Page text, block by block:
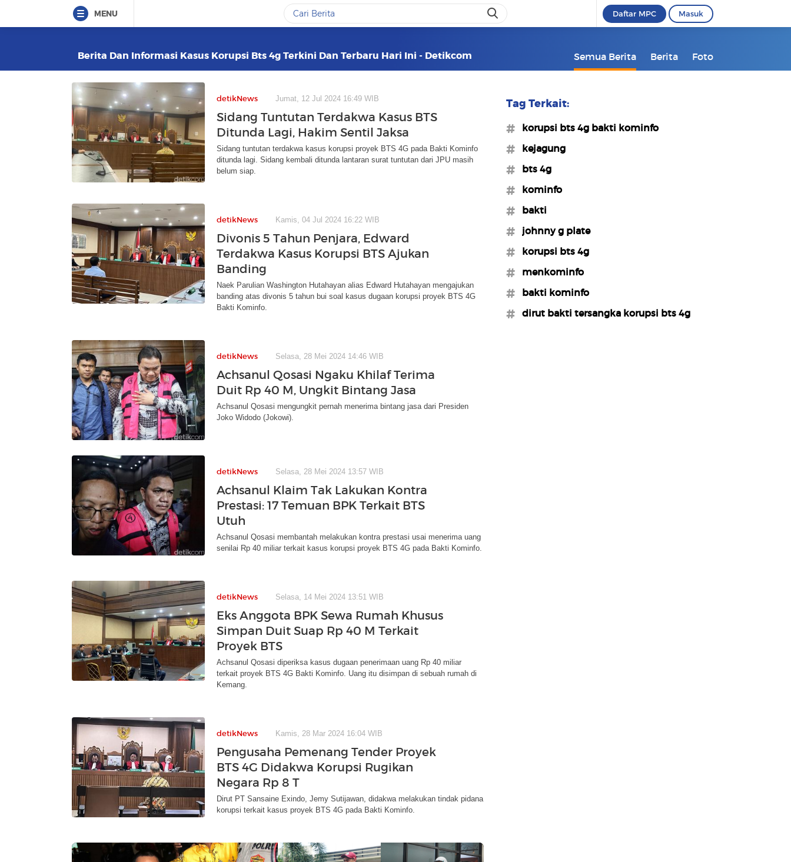
MENU Daftar MPC Masuk
Berita Dan Informasi Kasus Korupsi Bts 4g Terkini Dan Terbaru Hari Ini - Detikcom Semua Berita Berita Foto
detikNews Jumat, 12 Jul 2024 16:49 WIB
Sidang Tuntutan Terdakwa Kasus BTS
Ditunda Lagi, Hakim Sentil Jaksa
Sidang tuntutan terdakwa kasus korupsi proyek BTS 4G pada Bakti Kominfo
ditunda lagi. Sidang kembali ditunda lantaran surat tuntutan dari JPU masih
belum siap.
detikNews Kamis, 04 Jul 2024 16:22 WIB
Divonis 5 Tahun Penjara, Edward
Terdakwa Kasus Korupsi BTS Ajukan
Banding
Naek Parulian Washington Hutahayan alias Edward Hutahayan mengajukan
banding atas divonis 5 tahun bui soal kasus dugaan korupsi proyek BTS 4G
Bakti Kominfo.
detikNews Selasa, 28 Mei 2024 14:46 WIB
Achsanul Qosasi Ngaku Khilaf Terima
Duit Rp 40 M, Ungkit Bintang Jasa
Achsanul Qosasi mengungkit pernah menerima bintang jasa dari Presiden
Joko Widodo (Jokowi).
detikNews Selasa, 28 Mei 2024 13:57 WIB
Achsanul Klaim Tak Lakukan Kontra
Prestasi: 17 Temuan BPK Terkait BTS
Utuh
Achsanul Qosasi membantah melakukan kontra prestasi usai menerima uang
senilai Rp 40 miliar terkait kasus korupsi proyek BTS 4G pada Bakti Kominfo.
detikNews Selasa, 14 Mei 2024 13:51 WIB
Eks Anggota BPK Sewa Rumah Khusus
Simpan Duit Suap Rp 40 M Terkait
Proyek BTS
Achsanul Qosasi diperiksa kasus dugaan penerimaan uang Rp 40 miliar
terkait proyek BTS 4G Bakti Kominfo. Uang itu disimpan di sebuah rumah di
Kemang.
detikNews Kamis, 28 Mar 2024 16:04 WIB
Pengusaha Pemenang Tender Proyek
BTS 4G Didakwa Korupsi Rugikan
Negara Rp 8 T
Dirut PT Sansaine Exindo, Jemy Sutijawan, didakwa melakukan tindak pidana
korupsi terkait kasus proyek BTS 4G pada Bakti Kominfo.
Tag Terkait:
#korupsi bts 4g bakti kominfo
#kejagung
#bts 4g
#kominfo
#bakti
#johnny g plate
#korupsi bts 4g
#menkominfo
#bakti kominfo
#dirut bakti tersangka korupsi bts 4g